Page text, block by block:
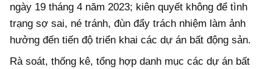
ngày 19 tháng 4 năm 2023; kiên quyết không để tình
trạng sợ sai, né tránh, đùn đẩy trách nhiệm làm ảnh
hưởng đến tiến độ triển khai các dự án bất động sản.
Rà soát, thống kê, tổng hợp danh mục các dự án bất